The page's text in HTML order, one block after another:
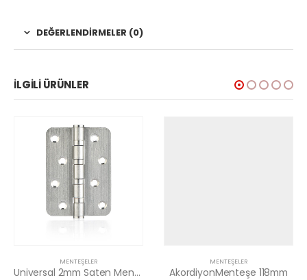
DEĞERLENDIRMELER (0)
İLGILI ÜRÜNLER
MENTEŞELER
Universal 2mm Saten Menteşe
MENTEŞELER
AkordiyonMenteşe 118mm